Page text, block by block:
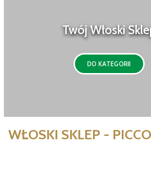
Twój Włoski
DO KATEGORII
WŁOSKI SKLEP -